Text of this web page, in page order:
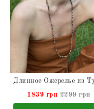
1839 грн 2299 грн